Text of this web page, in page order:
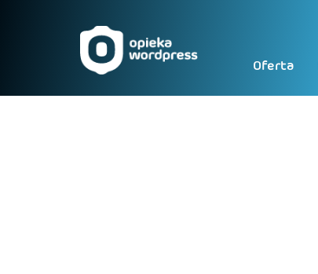
Oferta